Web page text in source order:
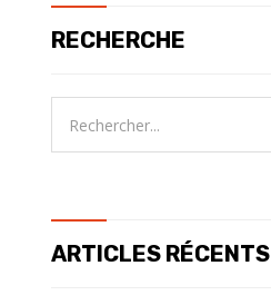
RECHERCHE
ARTICLES RÉCENTS